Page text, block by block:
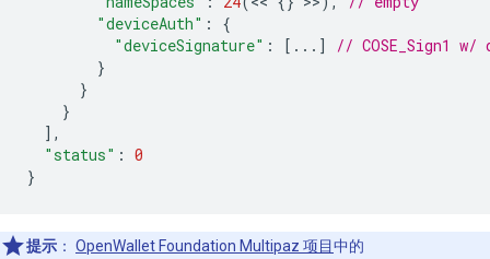
"deviceAuth" :
{
"deviceSignature" : [...]
// COSE_Sign1
}
}
}
],
"status" : 0
}
提示 ： OpenWallet Foundation Multipaz 项目中的